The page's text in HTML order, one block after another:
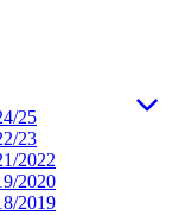
25
23
2022
2020
2019